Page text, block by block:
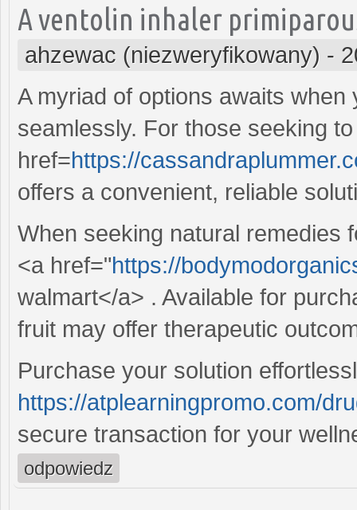
A ventolin inhaler
ahzewac (niezweryfikowany) -
A myriad of options awaits
seamlessly. For those seeking
href=https://
offers a convenient, reliable
When seeking natural remedies
<a href="https://
walmart</a> . Available for
fruit may offer therapeutic
Purchase your solution
https://atplearningpromo.com/
secure transaction for your
odpowiedz